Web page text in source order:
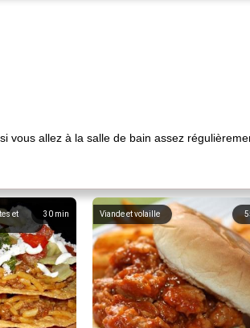
vous allez à la salle de bain assez
30 min
et
Viande et volaille